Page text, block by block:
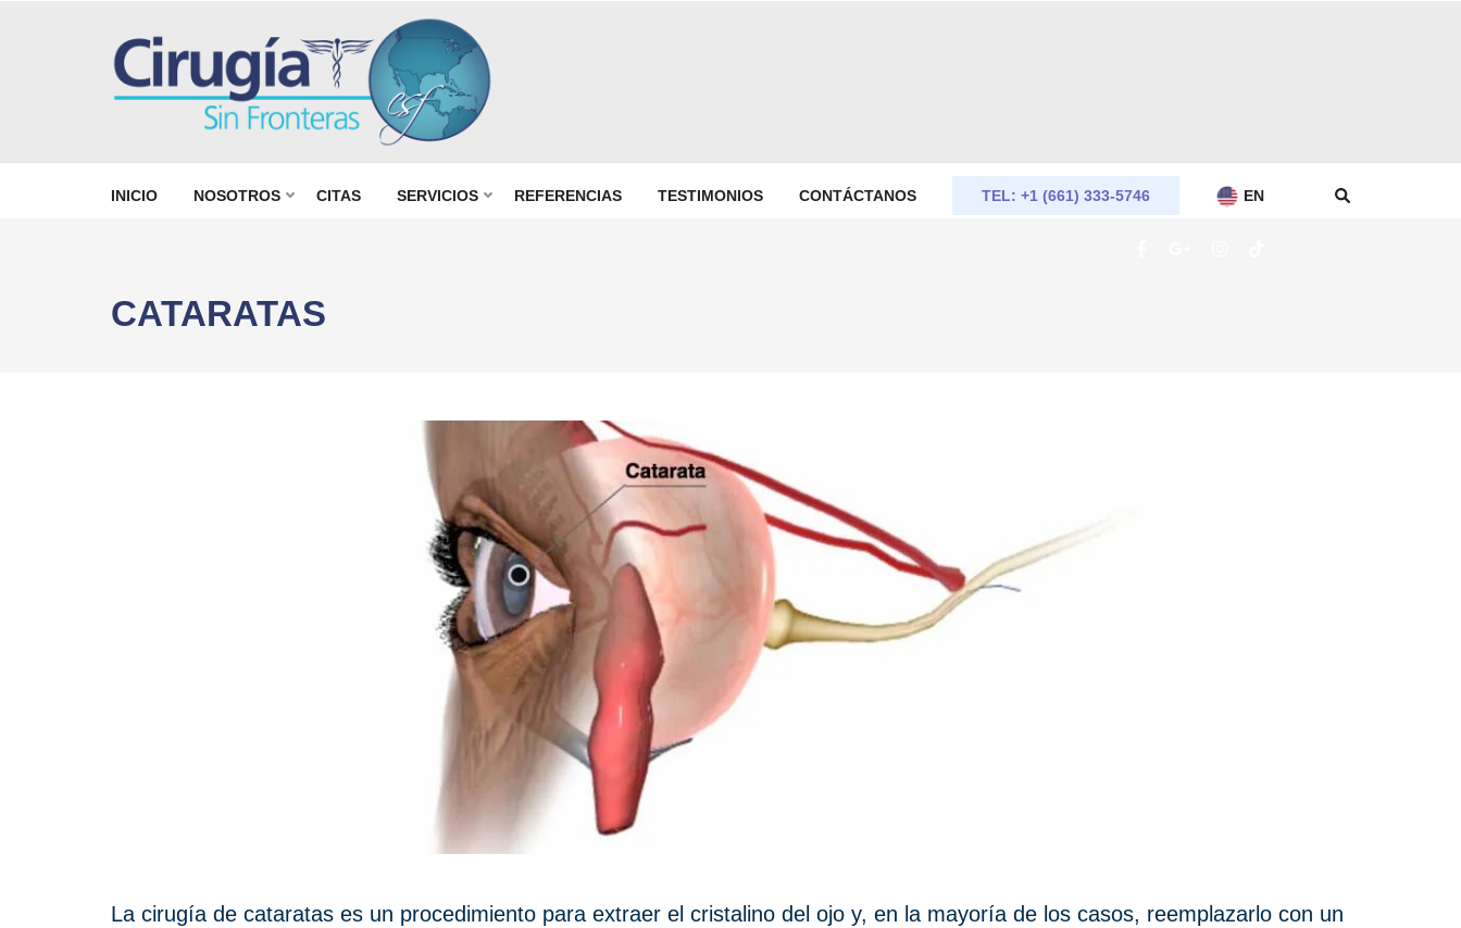
CIRUGÍA SIN FRONTERAS CSF
Programa para personas sin seguro médico que necesitan cirugía
INICIO NOSOTROS CITAS SERVICIOS REFERENCIAS TESTIMONIOS CONTÁCTANOS TEL: +1 (661) 333-5746 EN
CATARATAS
La cirugía de cataratas es un procedimiento para extraer el cristalino del ojo y, en la mayoría de los casos, reemplazarlo con un